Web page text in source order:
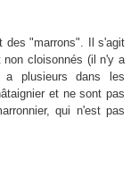
des "marrons". Il s'agit
cloisonnés (il n'y a
plusieurs dans les
et ne sont pas
qui n'est pas